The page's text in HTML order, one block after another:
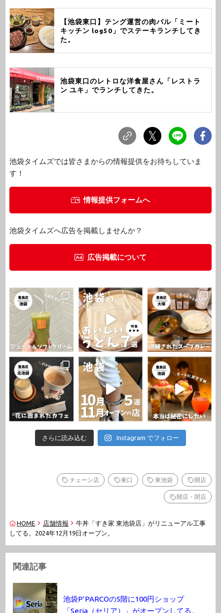
【池袋東口】テング運営の肉バル「ミート
キッチン log50」でステーキランチしてき
た。
池袋東口のレトロな洋食屋さん「レストラ
ン ユキ」でランチしてきた。
池袋タイムズでは皆さまからの情報提供をお待ちしていま
す！
情報提供フォームへ
池袋タイムズへ広告を掲載しませんか？
広告掲載について
さらに読み込む Instagram でフォロー
チェーン店 東口 東池袋 開店
開店・閉店
HOME 店舗情報
牛丼「すき家 東池袋店」がリニューアル工事
してる。2024年12月19日オープン。
関連記事
池袋P’PARCOの5階に100円ショップ
「Seria（セリア）」がオープンしてる。